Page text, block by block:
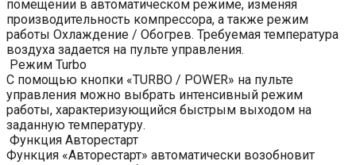
помещении в автоматическом режиме, изменяя
производительность компрессора, а также режим
работы Охлаждение / Обогрев. Требуемая температура
воздуха задается на пульте управления.
Режим Turbo
С помощью кнопки «TURBO / POWER» на пульте
управления можно выбрать интенсивный режим
работы, характеризующийся быстрым выходом на
заданную температуру.
Функция Авторестарт
Функция «Авторестарт» автоматически возобновит